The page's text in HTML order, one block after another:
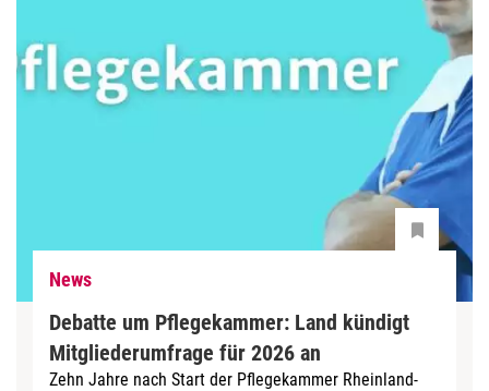
News
Debatte um Pflegekammer: Land kündigt
Mitgliederumfrage für 2026 an
Zehn Jahre nach Start der Pflegekammer Rheinland-